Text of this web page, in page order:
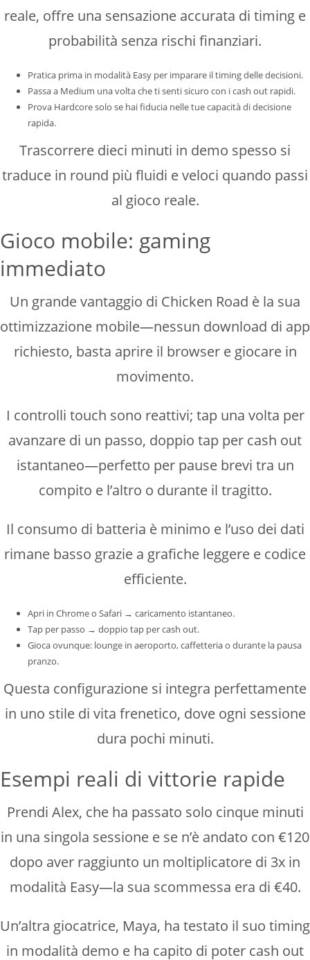
reale, offre una sensazione accurata di timing e
probabilità senza rischi finanziari.
Pratica prima in modalità Easy per imparare il timing delle decisioni.
Passa a Medium una volta che ti senti sicuro con i cash out rapidi.
Prova Hardcore solo se hai fiducia nelle tue capacità di decisione
rapida.
Trascorrere dieci minuti in demo spesso si
traduce in round più fluidi e veloci quando passi
al gioco reale.
Gioco mobile: gaming
immediato
Un grande vantaggio di Chicken Road è la sua
ottimizzazione mobile—nessun download di app
richiesto, basta aprire il browser e giocare in
movimento.
I controlli touch sono reattivi; tap una volta per
avanzare di un passo, doppio tap per cash out
istantaneo—perfetto per pause brevi tra un
compito e l’altro o durante il tragitto.
Il consumo di batteria è minimo e l’uso dei dati
rimane basso grazie a grafiche leggere e codice
efficiente.
Apri in Chrome o Safari → caricamento istantaneo.
Tap per passo → doppio tap per cash out.
Gioca ovunque: lounge in aeroporto, caffetteria o durante la pausa
pranzo.
Questa configurazione si integra perfettamente
in uno stile di vita frenetico, dove ogni sessione
dura pochi minuti.
Esempi reali di vittorie rapide
Prendi Alex, che ha passato solo cinque minuti
in una singola sessione e se n’è andato con €120
dopo aver raggiunto un moltiplicatore di 3x in
modalità Easy—la sua scommessa era di €40.
Un’altra giocatrice, Maya, ha testato il suo timing
in modalità demo e ha capito di poter cash out